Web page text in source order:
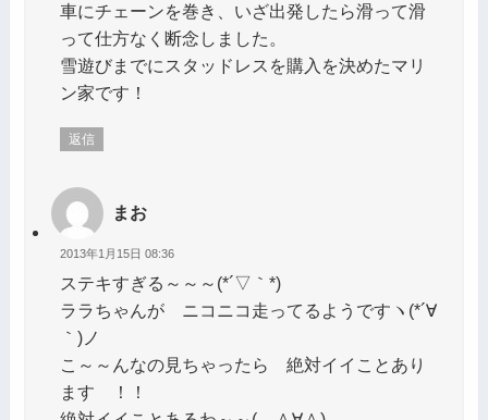
車にチェーンを巻き、いざ出発したら滑って滑
って仕方なく断念しました。
雪遊びまでにスタッドレスを購入を決めたマリ
ン家です！
返信
まお
2013年1月15日 08:36
ステキすぎる～～～(*´▽｀*)
ララちゃんが ニコニコ走ってるようですヽ(*´∀
｀)ノ
こ～～んなの見ちゃったら 絶対イイことあり
ます ！！